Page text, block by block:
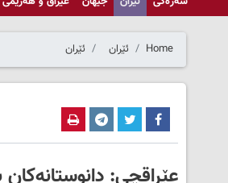
Home ئێران ئێران
عێراقچی: